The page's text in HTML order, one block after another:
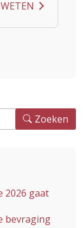
Zoeken
2026 gaat
bevraging